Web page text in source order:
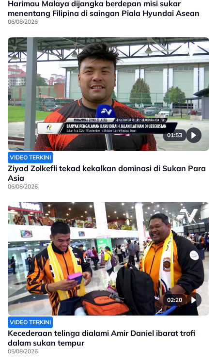
Harimau Malaya dijangka berdepan misi sukar
menentang Filipina di saingan Piala Hyundai Asean
06/08/2026
01:53
VIDEO TERKINI
Ziyad Zolkefli tekad kekalkan dominasi di Sukan Para
Asia
06/08/2026
02:20
VIDEO TERKINI
Kecederaan telinga dialami Amir Daniel ibarat trofi
dalam sukan tempur
05/08/2026